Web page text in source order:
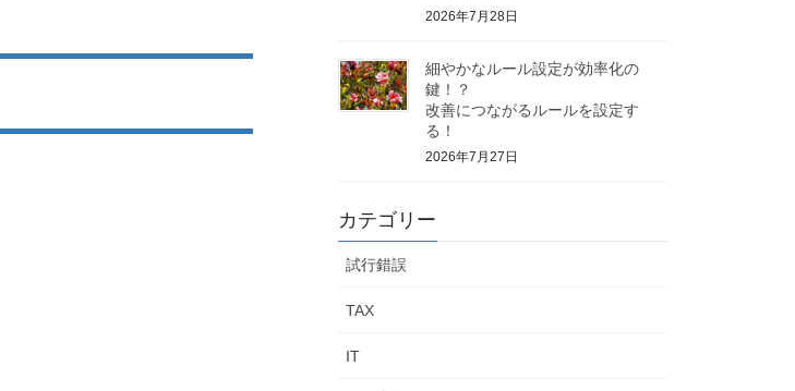
2026年7月28日
細やかなルール設定が効率化の
鍵！？
改善につながるルールを設定す
る！
2026年7月27日
カテゴリー
試行錯誤
TAX
IT